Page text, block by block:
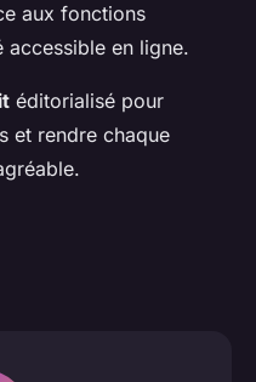
aux fonctions
accessible en ligne.
éditorialisé pour
et rendre chaque